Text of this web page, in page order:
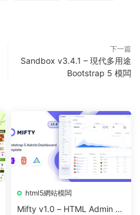
下一篇
Sandbox v3.4.1 – 現代多用途
Bootstrap 5 模闆
html5網站模闆
Mifty v1.0 – HTML Admin &